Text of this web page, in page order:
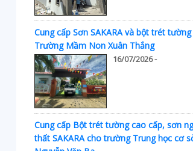
Cung cấp Sơn SAKARA và bột trét
Trường Mầm Non Xuân Thắng
16/07/2026 -
Cung cấp Bột trét tường cao cấp, sơn
thất SAKARA cho trường Trung học cơ